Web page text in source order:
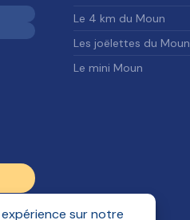
Le 4 km du Moun
Les joëlettes du Moun
Le mini Moun